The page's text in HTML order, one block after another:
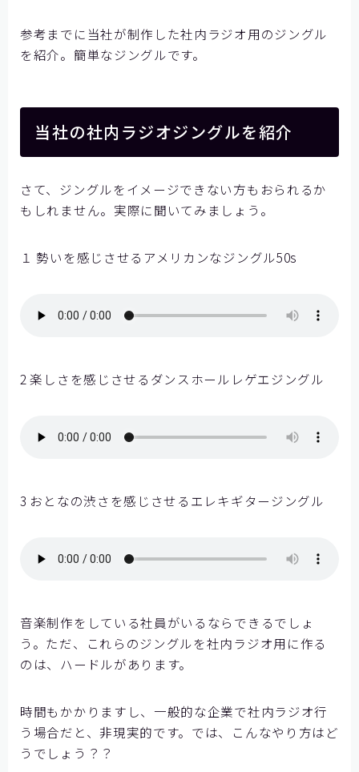
参考までに当社が制作した社内ラジオ用のジングル
を紹介。簡単なジングルです。
当社の社内ラジオジングルを紹介
さて、ジングルをイメージできない方もおられるか
もしれません。実際に聞いてみましょう。
１ 勢いを感じさせるアメリカンなジングル50s
2 楽しさを感じさせるダンスホールレゲエジングル
3 おとなの渋さを感じさせるエレキギタージングル
音楽制作をしている社員がいるならできるでしょ
う。ただ、これらのジングルを社内ラジオ用に作る
のは、ハードルがあります。
時間もかかりますし、一般的な企業で社内ラジオ行
う場合だと、非現実的です。では、こんなやり方はど
うでしょう？？